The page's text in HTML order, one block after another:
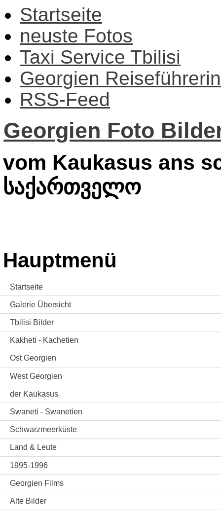
Startseite
neuste Fotos
Taxi Service Tbilisi
Georgien Reiseführerin
RSS-Feed
Georgien Foto
vom Kaukasus ans
საქართველო
Hauptmenü
Startseite
Galerie Übersicht
Tbilisi Bilder
Kakheti - Kachetien
Ost Georgien
West Georgien
der Kaukasus
Swaneti - Swanetien
Schwarzmeerküste
Land & Leute
1995-1996
Georgien Films
Alte Bilder